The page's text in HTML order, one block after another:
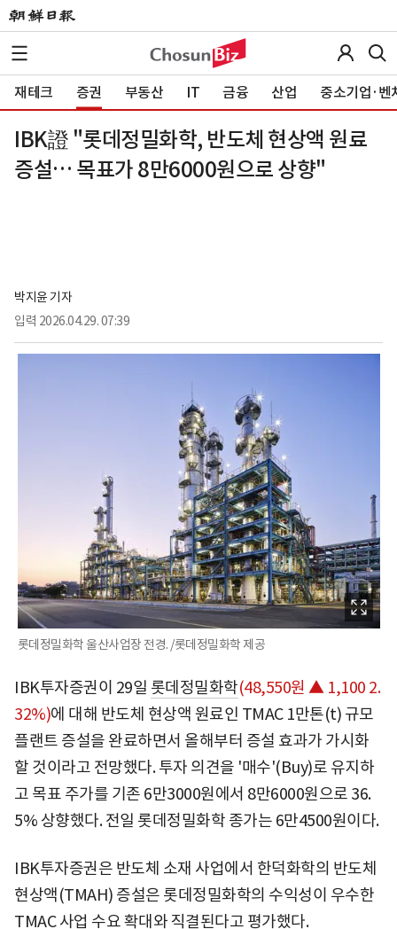
재테크 증권 부동산 IT 금융 산업 중소기업·벤
IBK證 "롯데정밀화학, 반도체 현상액 원료
증설… 목표가 8만6000원으로 상향"
박지윤 기자
입력 2026.04.29. 07:39
롯데정밀화학 울산사업장 전경. /롯데정밀화학 제공
IBK투자증권이 29일 롯데정밀화학(48,550원 ▲ 1,100 2.
32%)에 대해 반도체 현상액 원료인 TMAC 1만톤(t) 규모
플랜트 증설을 완료하면서 올해부터 증설 효과가 가시화
할 것이라고 전망했다. 투자 의견을 '매수'(Buy)로 유지하
고 목표 주가를 기존 6만3000원에서 8만6000원으로 36.
5% 상향했다. 전일 롯데정밀화학 종가는 6만4500원이다.
IBK투자증권은 반도체 소재 사업에서 한덕화학의 반도체
현상액(TMAH) 증설은 롯데정밀화학의 수익성이 우수한
TMAC 사업 수요 확대와 직결된다고 평가했다.